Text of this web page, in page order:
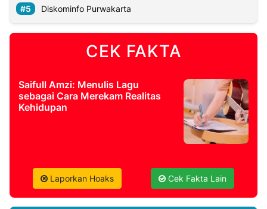
Diskominfo Purwakarta
CEK FAKTA
Saifull Amzi: Menulis Lagu
sebagai Cara Merekam Realitas
Kehidupan
Laporkan Hoaks Cek Fakta Lain